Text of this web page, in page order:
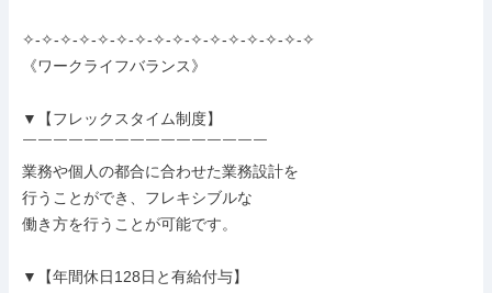
✧-✧-✧-✧-✧-✧-✧-✧-✧-✧-✧-✧-✧-✧-✧-✧
《ワークライフバランス》
▼【フレックスタイム制度】
￣￣￣￣￣￣￣￣￣￣￣￣￣￣￣￣
業務や個人の都合に合わせた業務設計を
行うことができ、フレキシブルな
働き方を行うことが可能です。
▼【年間休日128日と有給付与】